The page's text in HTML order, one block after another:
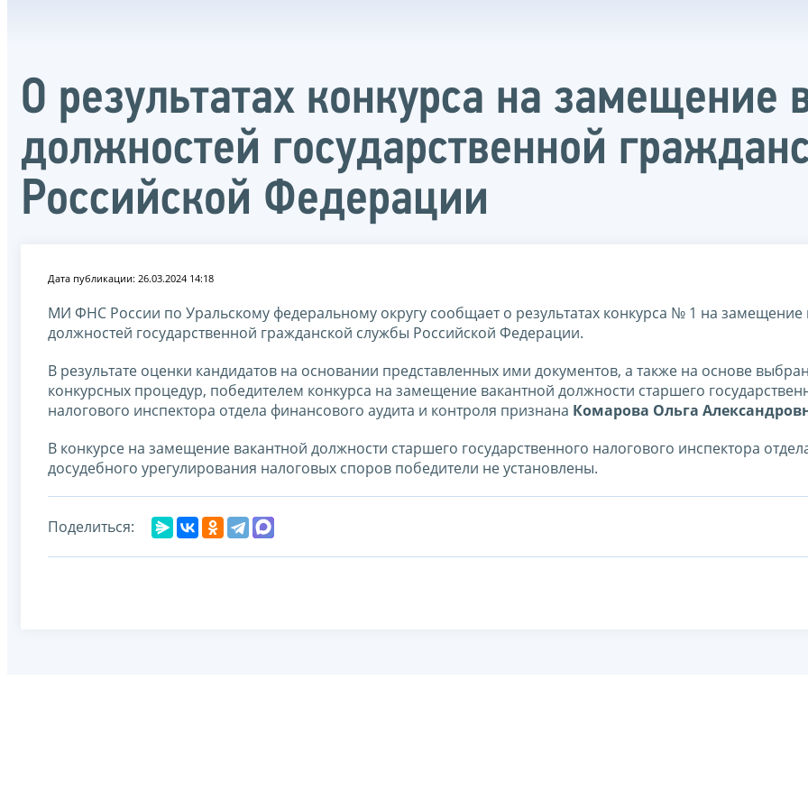
О результатах конкурса на замещение
должностей государственной
Российской Федерации
Дата публикации: 26.03.2024 14:18
МИ ФНС России по Уральскому федеральному округу сообщает о результатах конкурса № 1 на замещение
должностей государственной гражданской службы Российской Федерации.
В результате оценки кандидатов на основании представленных ими документов, а также на основе
конкурсных процедур, победителем конкурса на замещение вакантной должности старшего
налогового инспектора отдела финансового аудита и контроля признана Комарова Ольга
В конкурсе на замещение вакантной должности старшего государственного налогового инспектора
досудебного урегулирования налоговых споров победители не установлены.
Поделиться: